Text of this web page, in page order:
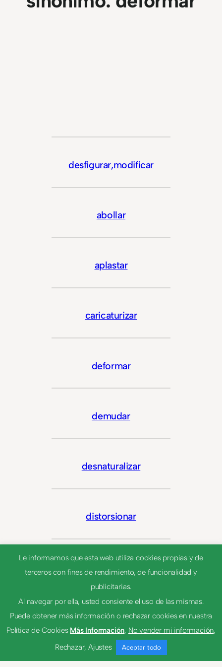
desfigurar,modificar
abollar
aplastar
caricaturizar
deformar
demudar
desnaturalizar
distorsionar
formar
formar
Le informamos que esta web utiliza cookies propias y de
terceros con fines de rendimiento, de funcionalidad y
publicitarias.
Al navegar por ella, usted consiente el uso de las mismas.
Puede obtener más información o rechazar cookies en nuestra
Política de Cookies Más Información, No vender mi información,
Rechazar, Ajustes Aceptar todo